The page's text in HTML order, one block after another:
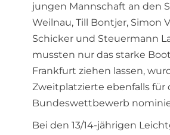
jungen Mannschaft an den
Weilnau, Till Bontjer, Simon
Schicker und Steuermann
mussten nur das starke
Frankfurt ziehen lassen,
Zweitplatzierte ebenfalls für
Bundeswettbewerb
Bei den 13/14-jährigen